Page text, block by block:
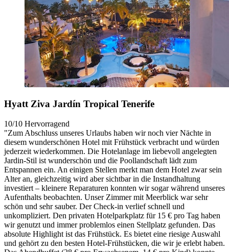
Hyatt Ziva Jardín Tropical Tenerife
10/10 Hervorragend
"Zum Abschluss unseres Urlaubs haben wir noch vier Nächte in
diesem wunderschönen Hotel mit Frühstück verbracht und würden
jederzeit wiederkommen. Die Hotelanlage im liebevoll angelegten
Jardin-Stil ist wunderschön und die Poollandschaft lädt zum
Entspannen ein. An einigen Stellen merkt man dem Hotel zwar sein
Alter an, gleichzeitig wird aber sichtbar in die Instandhaltung
investiert – kleinere Reparaturen konnten wir sogar während unseres
Aufenthalts beobachten. Unser Zimmer mit Meerblick war sehr
schön und sehr sauber. Der Check-in verlief schnell und
unkompliziert. Den privaten Hotelparkplatz für 15 € pro Tag haben
wir genutzt und immer problemlos einen Stellplatz gefunden. Das
absolute Highlight ist das Frühstück. Es bietet eine riesige Auswahl
und gehört zu den besten Hotel-Frühstücken, die wir je erlebt haben.